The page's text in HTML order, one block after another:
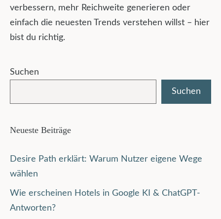
verbessern, mehr Reichweite generieren oder
einfach die neuesten Trends verstehen willst – hier
bist du richtig.
Suchen
Suchen
Neueste Beiträge
Desire Path erklärt: Warum Nutzer eigene Wege
wählen
Wie erscheinen Hotels in Google KI & ChatGPT-
Antworten?